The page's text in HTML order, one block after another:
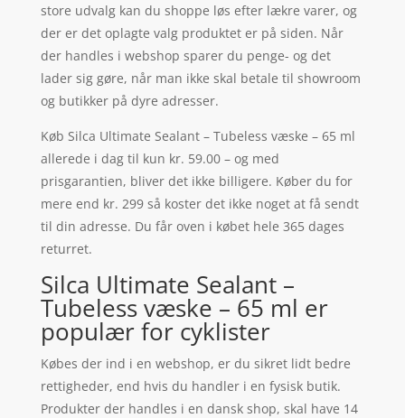
store udvalg kan du shoppe løs efter lækre varer, og
der er det oplagte valg produktet er på siden. Når
der handles i webshop sparer du penge- og det
lader sig gøre, når man ikke skal betale til showroom
og butikker på dyre adresser.
Køb Silca Ultimate Sealant – Tubeless væske – 65 ml
allerede i dag til kun kr. 59.00 – og med
prisgarantien, bliver det ikke billigere. Køber du for
mere end kr. 299 så koster det ikke noget at få sendt
til din adresse. Du får oven i købet hele 365 dages
returret.
Silca Ultimate Sealant –
Tubeless væske – 65 ml er
populær for cyklister
Købes der ind i en webshop, er du sikret lidt bedre
rettigheder, end hvis du handler i en fysisk butik.
Produkter der handles i en dansk shop, skal have 14